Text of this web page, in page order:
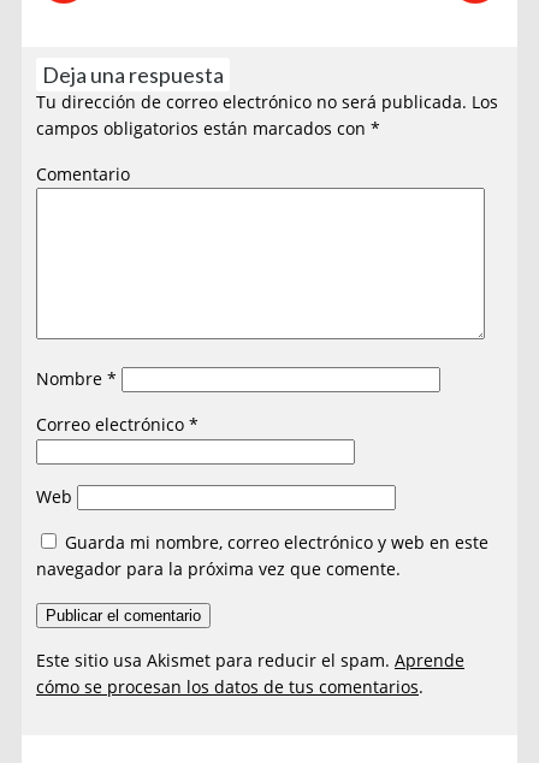
Deja una respuesta
Tu dirección de correo electrónico no será publicada. Los
campos obligatorios están marcados con*
Comentario
Nombre*
Correo electrónico*
Web
Guarda mi nombre, correo electrónico y web en este
navegador para la próxima vez que comente.
Este sitio usa Akismet para reducir el spam.Aprende
cómo se procesan los datos de tus comentarios.